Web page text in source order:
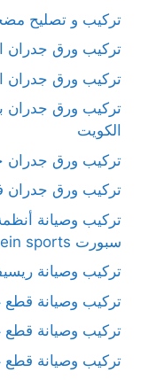
تركيب و تصليح
تركيب ورق جدران
تركيب ورق جدران
تركيب ورق
الكويت
تركيب ورق جدران
تركيب ورق جدران
تركيب وصيانة
سبورت bein sports
تركيب وصيانة
تركيب وصيانة قطع
تركيب وصيانة قطع
تركيب وصيانة